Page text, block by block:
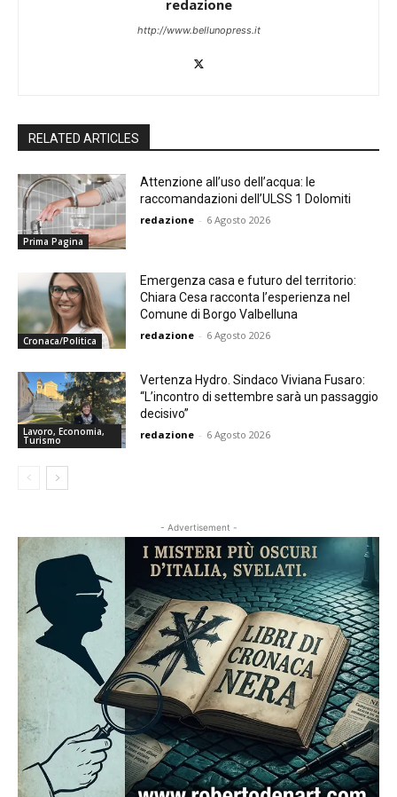
redazione
http://www.bellunopress.it
RELATED ARTICLES
Prima Pagina
Attenzione all’uso dell’acqua: le
raccomandazioni dell’ULSS 1 Dolomiti
redazione - 6 Agosto 2026
Cronaca/Politica
Emergenza casa e futuro del territorio:
Chiara Cesa racconta l’esperienza nel
Comune di Borgo Valbelluna
redazione - 6 Agosto 2026
Lavoro, Economia,
Turismo
Vertenza Hydro. Sindaco Viviana Fusaro:
“L’incontro di settembre sarà un passaggio
decisivo”
redazione - 6 Agosto 2026
- Advertisement -